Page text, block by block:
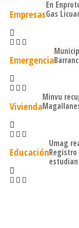
Empresas
En
Gas
Emergencia
Vivienda
Minvu
Educación
Umag
Registro